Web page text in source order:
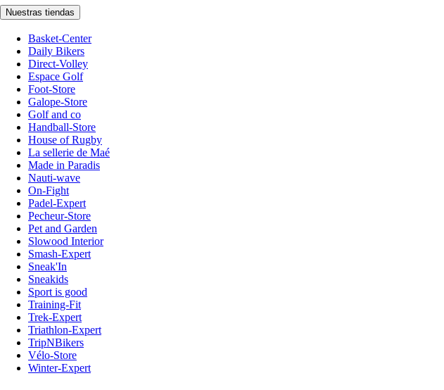
Nuestras tiendas
Basket-Center
Daily Bikers
Direct-Volley
Espace Golf
Foot-Store
Galope-Store
Golf and co
Handball-Store
House of Rugby
La sellerie de Maé
Made in Paradis
Nauti-wave
On-Fight
Padel-Expert
Pecheur-Store
Pet and Garden
Slowood Interior
Smash-Expert
Sneak'In
Sneakids
Sport is good
Training-Fit
Trek-Expert
Triathlon-Expert
TripNBikers
Vélo-Store
Winter-Expert